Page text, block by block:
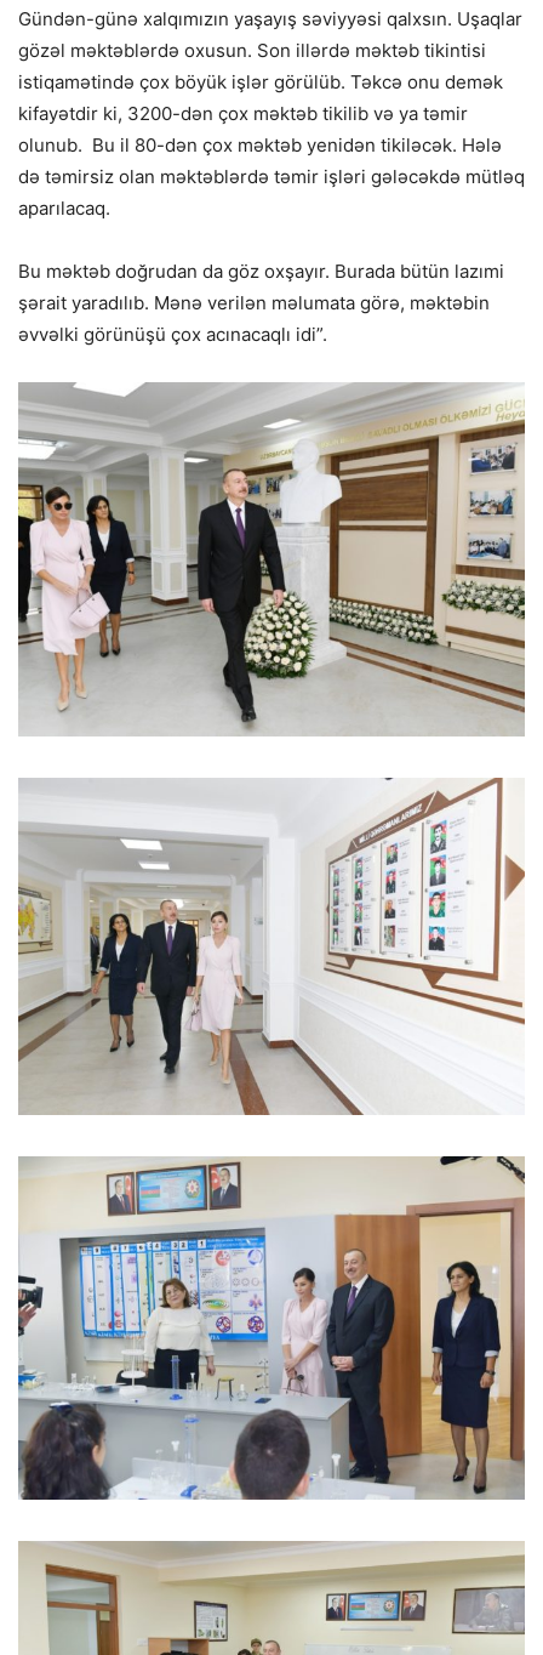
Gündən-günə xalqımızın yaşayış səviyyəsi qalxsın. Uşaqlar
gözəl məktəblərdə oxusun. Son illərdə məktəb tikintisi
istiqamətində çox böyük işlər görülüb. Təkcə onu demək
kifayətdir ki, 3200-dən çox məktəb tikilib və ya təmir
olunub. Bu il 80-dən çox məktəb yenidən tikiləcək. Hələ
də təmirsiz olan məktəblərdə təmir işləri gələcəkdə mütləq
aparılacaq.
Bu məktəb doğrudan da göz oxşayır. Burada bütün lazımi
şərait yaradılıb. Mənə verilən məlumata görə, məktəbin
əvvəlki görünüşü çox acınacaqlı idi”.